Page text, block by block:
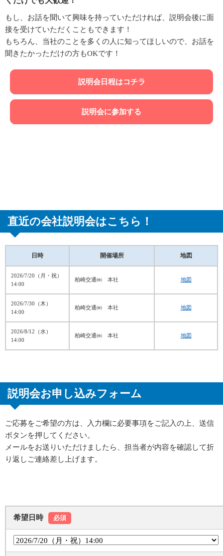
もし、お話を聞いて興味を持っていただければ、説明会後に面
接を受けていただくこともできます！
もちろん、当社のことを多くの人に知ってほしいので、お話を
聞きたかっただけの方もOKです！
説明会日程はコチラ
説明会に参加する
直近の会社説明会はこちら！
日時 開催場所 地図
2026/7/20（月・祝）
14:00
柏崎交通㈱ 本社 地図
2026/7/30（木）
14:00
柏崎交通㈱ 本社 地図
2026/8/12（水）
14:00
柏崎交通㈱ 本社 地図
説明会お申し込みフォーム
ご応募をご希望の方は、入力欄に必要事項をご記入の上、送信
ボタンを押してください。
メールをお送りいただけましたら、担当者が内容を確認して折
り返しご連絡差し上げます。
希望日時 必須